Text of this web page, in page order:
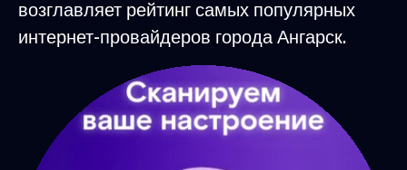
возглавляет рейтинг самых популярных
интернет-провайдеров города Ангарск.